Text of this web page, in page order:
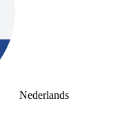
Nederlands